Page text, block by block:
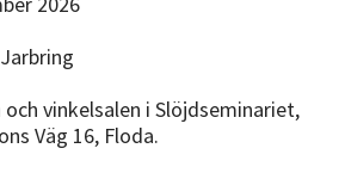
och vinkelsalen i Slöjdseminariet,
Väg 16, Floda.